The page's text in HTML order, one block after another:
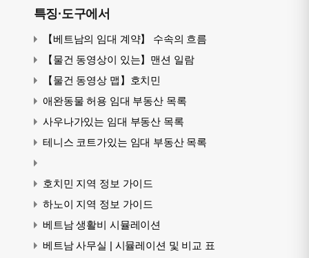
특징·도구에서
【베트남의 임대 계약】 수속의 흐름
【물건 동영상이 있는】맨션 일람
【물건 동영상 맵】호치민
애완동물 허용 임대 부동산 목록
사우나가있는 임대 부동산 목록
테니스 코트가있는 임대 부동산 목록
호치민 지역 정보 가이드
하노이 지역 정보 가이드
베트남 생활비 시뮬레이션
베트남 사무실 | 시뮬레이션 및 비교 표